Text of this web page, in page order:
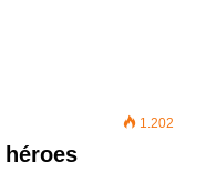
1.202